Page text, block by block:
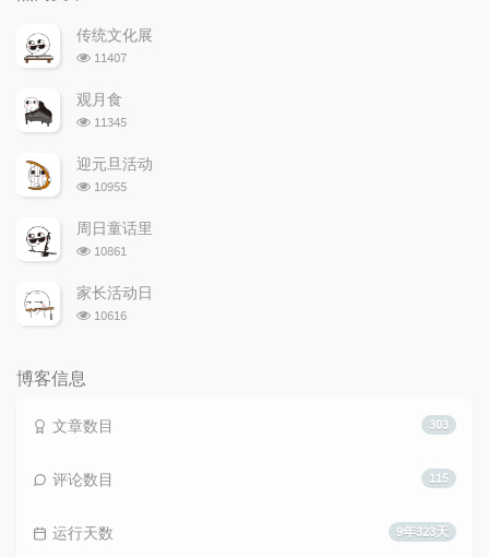
文
章
传统文化展
浏
次
数:
11407
观月食
浏
次
数:
11345
迎元旦活动
浏
次
数:
10955
周日童话里
浏
次
数:
10861
家长活动日
浏
10616
博客信息
303
文章数目
115
评论数目
9年323天
运行天数